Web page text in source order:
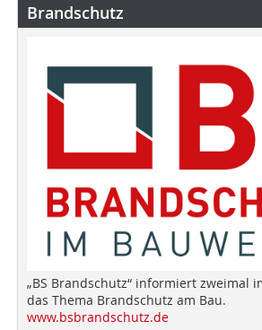
Brandschutz
„BS Brandschutz“ informiert zweimal
das Thema Brandschutz am Bau.
www.bsbrandschutz.de